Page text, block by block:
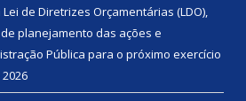
de Diretrizes Orçamentárias (LDO),
planejamento das ações e
Pública para o próximo exercício